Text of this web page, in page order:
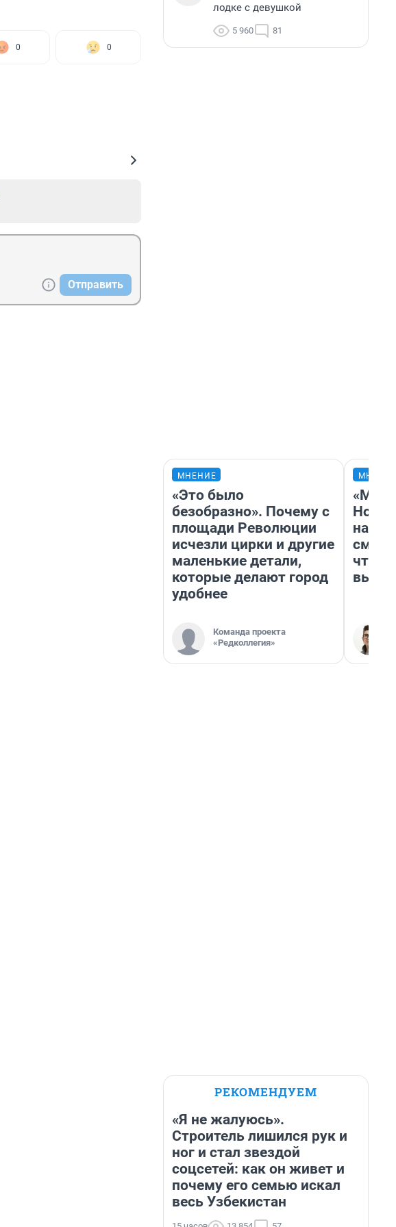
0 0
Отправить
лодке с девушкой
5 960 81
МНЕНИЕ
«Это было
безобразно». Почему с
площади Революции
исчезли цирки и другие
маленькие детали,
которые делают город
удобнее
Команда проекта
«Редколлегия»
«Мы
РЕКОМЕНДУЕМ
«Я не жалуюсь».
Строитель лишился рук и
ног и стал звездой
соцсетей: как он живет и
почему его семью искал
весь Узбекистан